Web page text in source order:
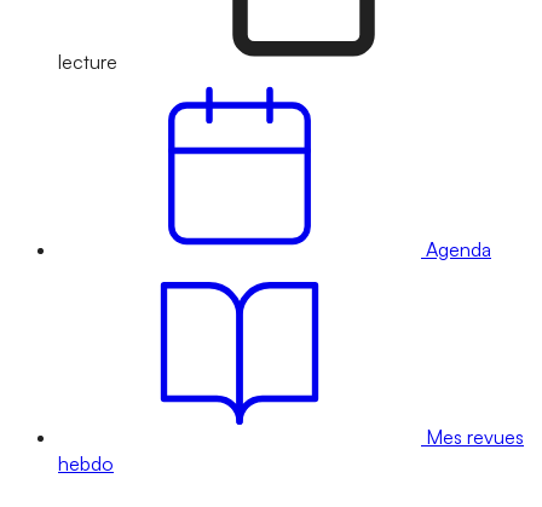
lecture
Agenda
Mes revues
hebdo